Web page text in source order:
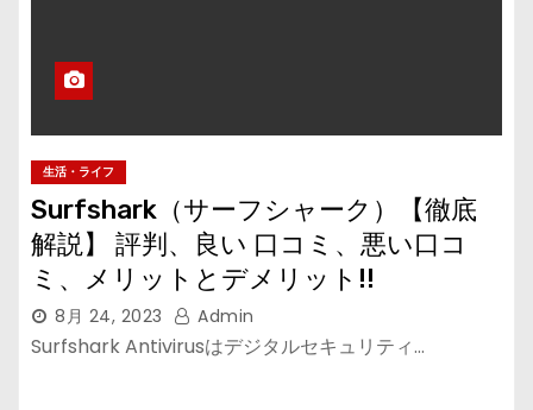
生活・ライフ
Surfshark（サーフシャーク）【徹底
解説】 評判、良い 口コミ、悪い口コ
ミ、メリットとデメリット!!
8月 24, 2023 Admin
Surfshark Antivirusはデジタルセキュリティ…